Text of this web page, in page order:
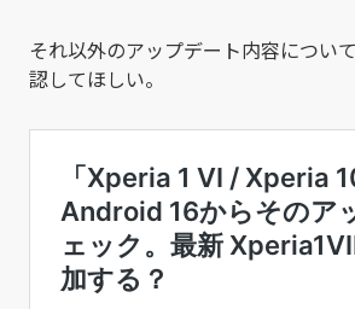
それ以外のアップデート内容につい
認してほしい。